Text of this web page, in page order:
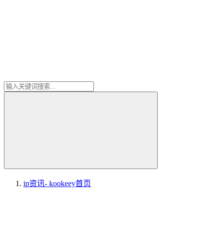
ip资讯- kookeey首页